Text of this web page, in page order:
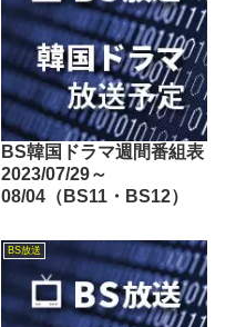
BS韓国ドラマ週間番組表
2023/07/29～
08/04（BS11・BS12）
BS放送